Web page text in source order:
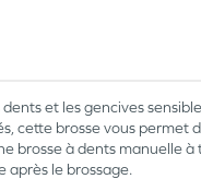
et les gencives
brosse vous permet
brosse à dents manuelle
après le brossage.